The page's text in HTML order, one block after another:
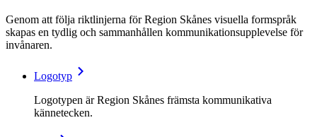
Genom att följa riktlinjerna för Region Skånes visuella formspråk
skapas en tydlig och sammanhållen kommunikationsupplevelse för
invånaren.
Logotyp
Logotypen är Region Skånes främsta kommunikativa
kännetecken.